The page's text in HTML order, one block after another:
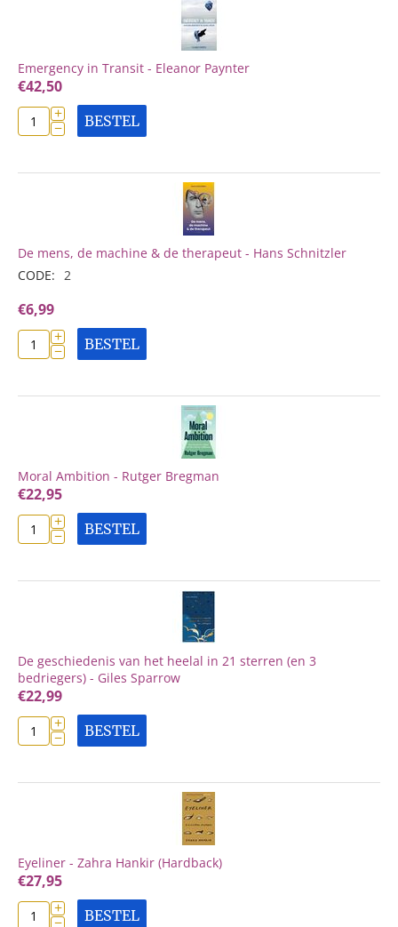
Emergency in Transit - Eleanor Paynter
€42,50
+
− BESTEL
De mens, de machine & de therapeut - Hans Schnitzler
CODE: 2
€6,99
+
− BESTEL
Moral Ambition - Rutger Bregman
€22,95
+
− BESTEL
De geschiedenis van het heelal in 21 sterren (en 3
bedriegers) - Giles Sparrow
€22,99
+
− BESTEL
Eyeliner - Zahra Hankir (Hardback)
€27,95
+
− BESTEL